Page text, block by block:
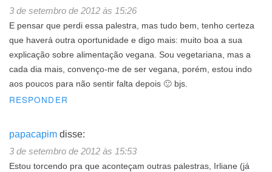
3 de setembro de 2012 às 15:26
E pensar que perdi essa palestra, mas tudo bem, tenho certeza
que haverá outra oportunidade e digo mais: muito boa a sua
explicação sobre alimentação vegana. Sou vegetariana, mas a
cada dia mais, convenço-me de ser vegana, porém, estou indo
aos poucos para não sentir falta depois 🙂 bjs.
RESPONDER
papacapim disse:
3 de setembro de 2012 às 15:53
Estou torcendo pra que aconteçam outras palestras, Irliane (já